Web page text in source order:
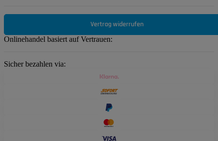
Vertrag widerrufen
Onlinehandel basiert auf Vertrauen:
Sicher bezahlen via: